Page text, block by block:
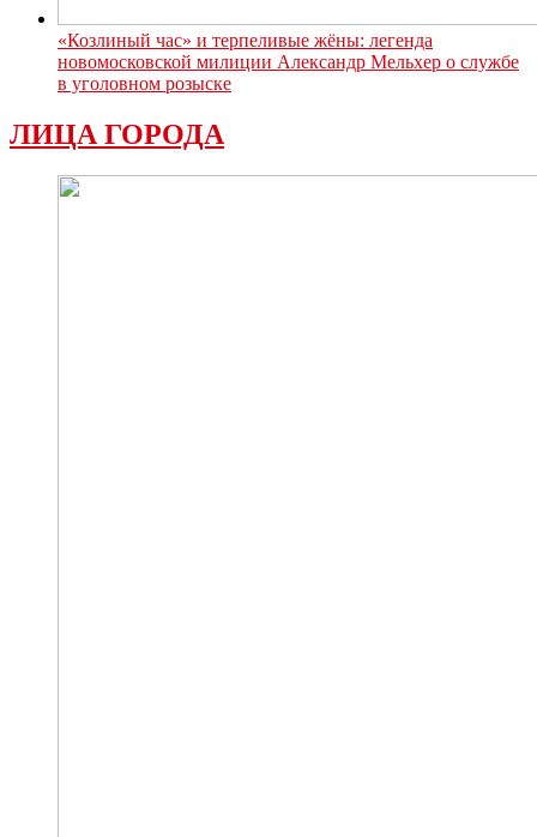
«Козлиный час» и терпеливые жёны: легенда
новомосковской милиции Александр Мельхер о службе
в уголовном розыске
ЛИЦА ГОРОДА